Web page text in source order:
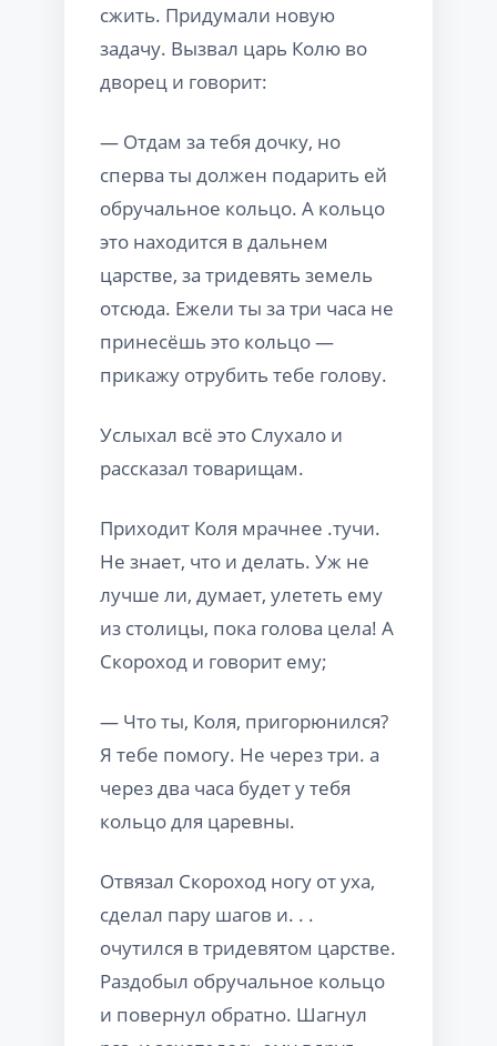
сжить. Придумали новую
задачу. Вызвал царь Колю во
дворец и говорит:
— Отдам за тебя дочку, но
сперва ты должен подарить ей
обручальное кольцо. А кольцо
это находится в дальнем
царстве, за тридевять земель
отсюда. Ежели ты за три часа не
принесёшь это кольцо —
прикажу отрубить тебе голову.
Услыхал всё это Слухало и
рассказал товарищам.
Приходит Коля мрачнее .тучи.
Не знает, что и делать. Уж не
лучше ли, думает, улететь ему
из столицы, пока голова цела! А
Скороход и говорит ему;
— Что ты, Коля, пригорюнился?
Я тебе помогу. Не через три. а
через два часа будет у тебя
кольцо для царевны.
Отвязал Скороход ногу от уха,
сделал пару шагов и. . .
очутился в тридевятом царстве.
Раздобыл обручальное кольцо
и повернул обратно. Шагнул